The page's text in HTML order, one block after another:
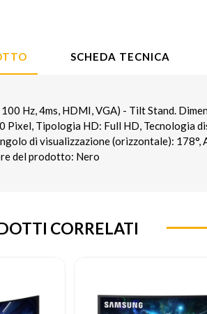
SCHEDA TECNICA
Hz, 4ms, HDMI, VGA) - Tilt Stand.
Pixel, Tipologia HD: Full HD, Tecnologia
di visualizzazione (orizzontale): 178°,
del prodotto: Nero
CORRELATI